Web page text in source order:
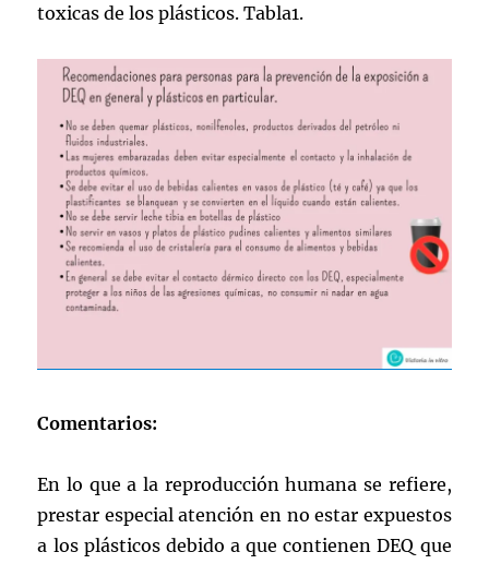
toxicas de los plásticos. Tabla1.
Comentarios:
En lo que a la reproducción humana se refiere,
prestar especial atención en no estar expuestos
a los plásticos debido a que contienen DEQ que